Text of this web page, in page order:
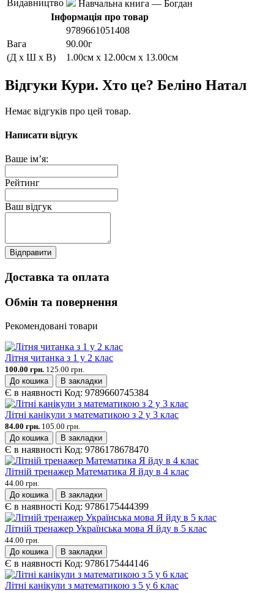
Видавництво
Навчальна книга — Богдан
Інформація про товар
9789661051408
Вага
90.00г
(Д x Ш x В)
1.00см x 12.00см x 13.00см
Відгуки Кури. Хто це? Беліно Натал
Немає відгуків про цей товар.
Написати відгук
Ваше ім’я:
Рейтинг
Ваш відгук
Відправити
Доставка та оплата
Обмін та повернення
Рекомендовані товари
Літня читанка з 1 у 2 клас
100.00 грн. 125.00 грн.
До кошика
В закладки
Є в наявності Код: 9789660745384
Літні канікули з математикою з 2 у 3 клас
84.00 грн. 105.00 грн.
До кошика
В закладки
Є в наявності Код: 9786178678470
Літній тренажер Математика Я йду в 4 клас
44.00 грн.
До кошика
В закладки
Є в наявності Код: 9786175444399
Літній тренажер Українська мова Я йду в 5 клас
44.00 грн.
До кошика
В закладки
Є в наявності Код: 9786175444146
Літні канікули з математикою з 5 у 6 клас